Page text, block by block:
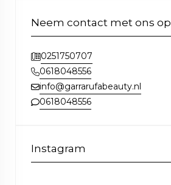
Neem contact met ons op
0251750707
0618048556
info@garrarufabeauty.nl
0618048556
Instagram